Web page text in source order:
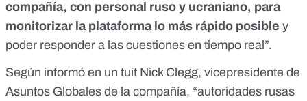
compañía, con personal ruso y ucraniano, para
monitorizar la plataforma lo más rápido posible y
poder responder a las cuestiones en tiempo real”.
Según informó en un tuit Nick Clegg, vicepresidente de
Asuntos Globales de la compañía, “autoridades rusas